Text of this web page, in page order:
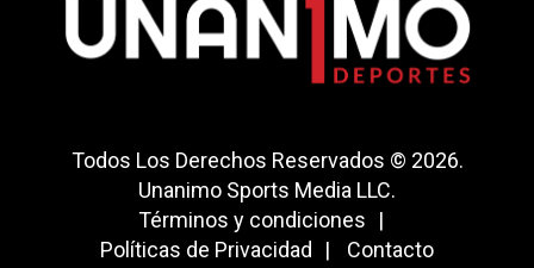
Todos Los Derechos Reservados © 2026.
Unanimo Sports Media LLC.
Términos y condiciones
Políticas de Privacidad
Contacto